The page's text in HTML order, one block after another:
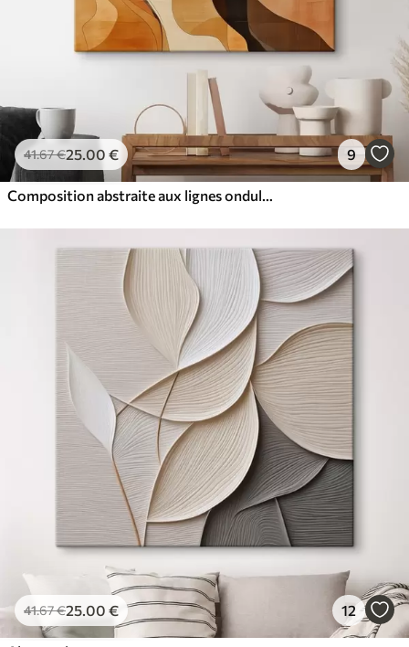
41.67€25.00 € 9
Composition abstraite aux lignes ondulées dynamiques, dans une palette de tons brun terre cuite
41.67€25.00 € 12